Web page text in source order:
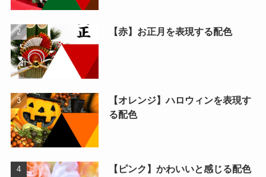
【赤】お正月を表現する配色
【オレンジ】ハロウィンを表現す
る配色
【ピンク】かわいいと感じる配色